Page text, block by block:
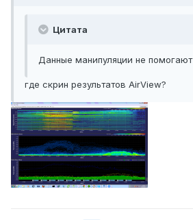
Цитата
Данные манипуляции не помогают
где скрин результатов AirView?